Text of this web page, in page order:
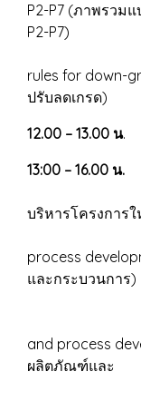
P2-P7 (ภาพรวม
P2-P7)
· Audit
rules for down-
ปรับลดเกรด)
12.00 – 13.00 น.
13:00 – 16.00 น.
P2 -
บริหารโครงการ
P3 –
process
และกระบวนการ)
และ ตัว
P4 –
and process
ผลิตภัณฑ์และ
บริการ)